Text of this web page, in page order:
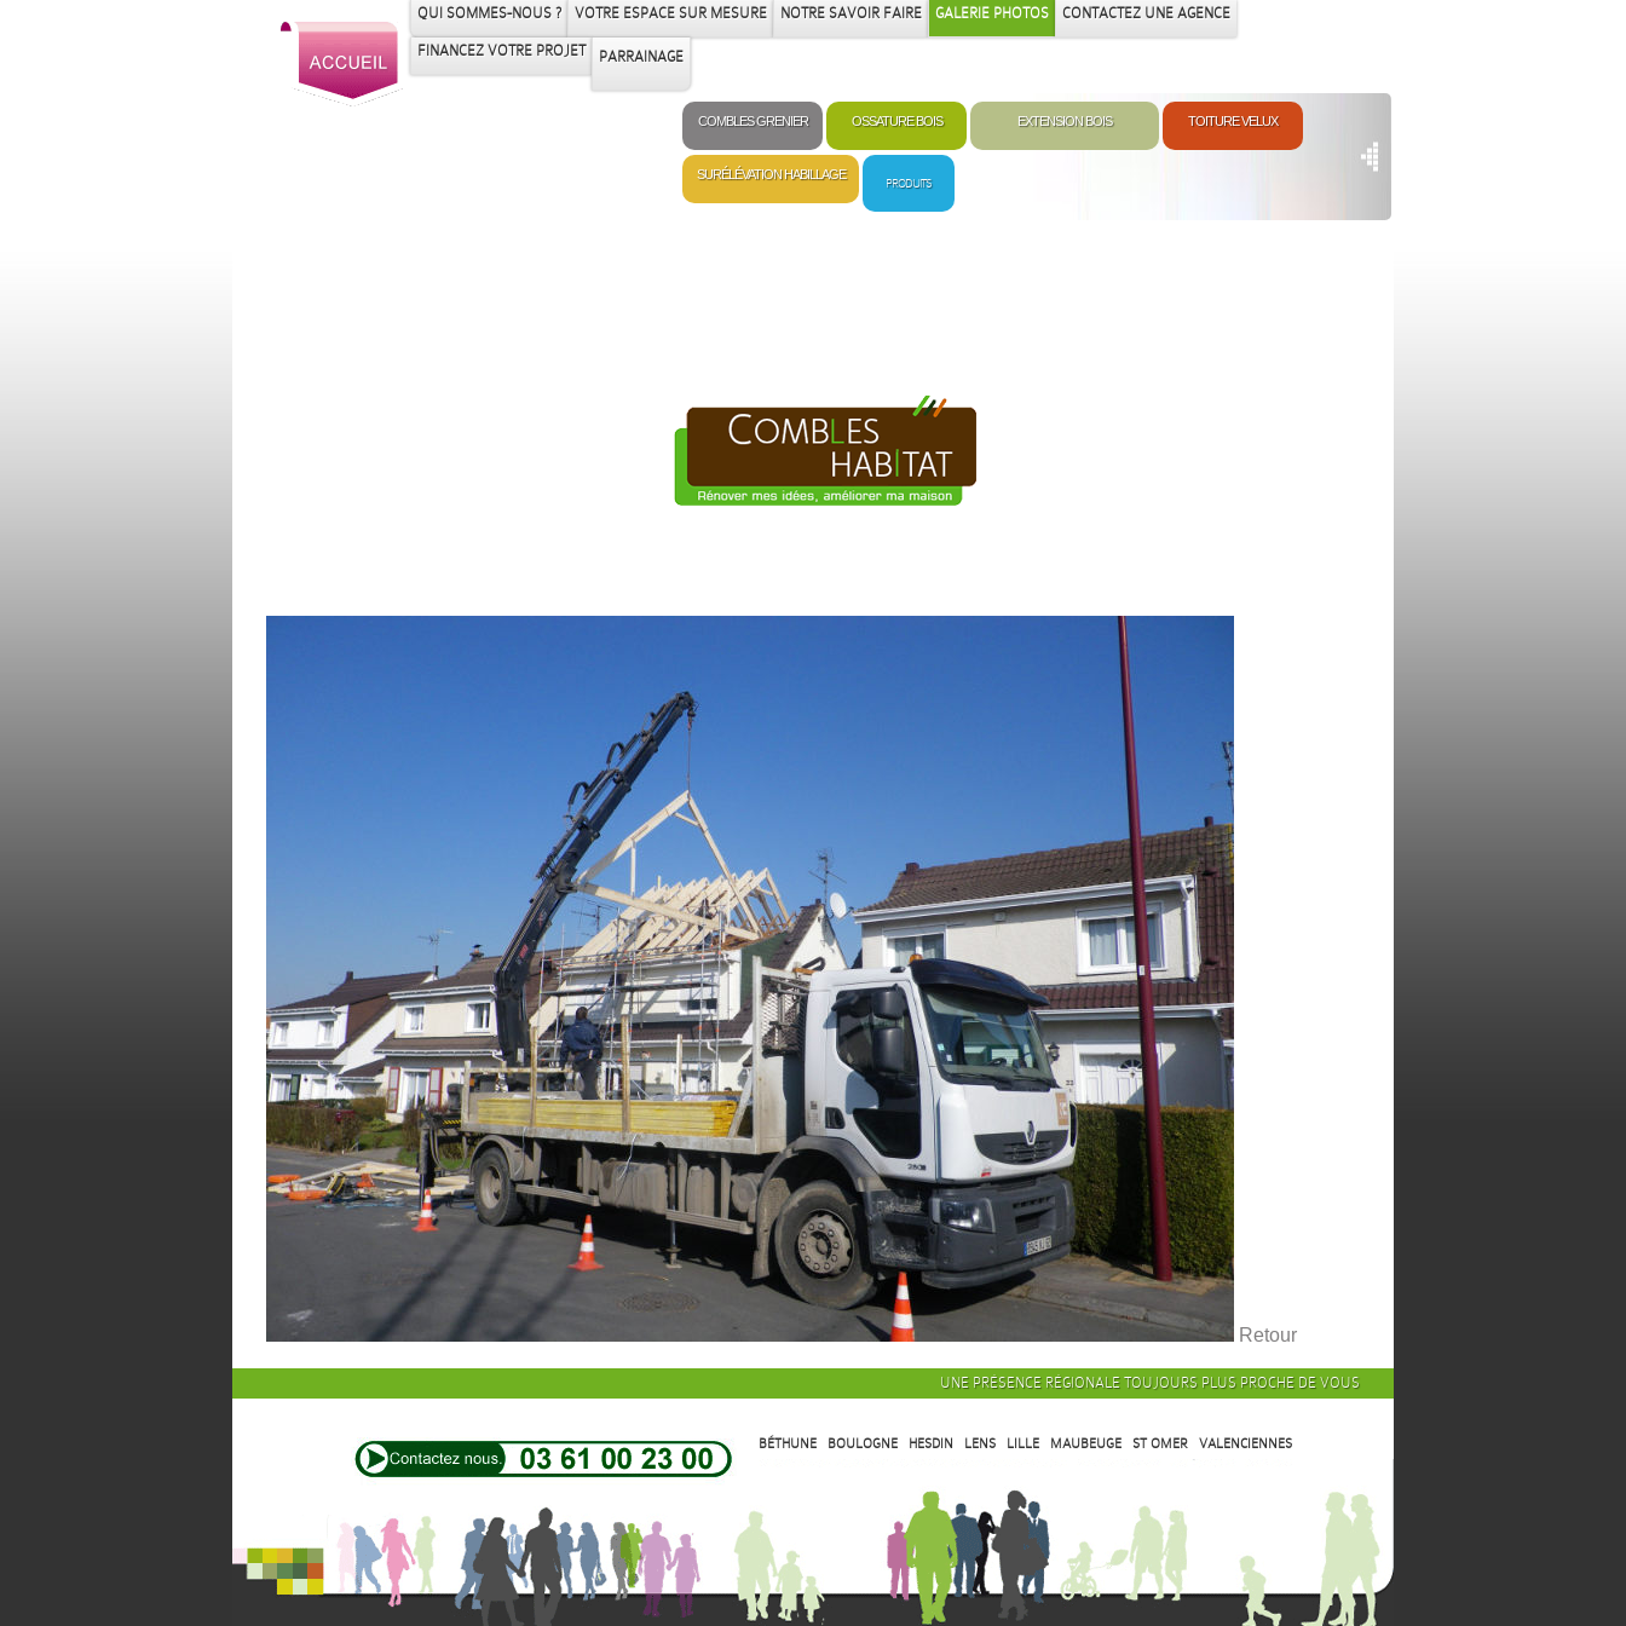
QUI SOMMES-NOUS ? VOTRE ESPACE SUR MESURE NOTRE SAVOIR FAIRE GALERIE PHOTOS CONTACTEZ UNE AGENCE
FINANCEZ VOTRE PROJET PARRAINAGE
COMBLES GRENIER OSSATURE BOIS EXTENSION BOIS TOITURE VELUX
SURÉLÉVATION HABILLAGE
PRODUITS
Retour
UNE PRÉSENCE RÉGIONALE TOUJOURS PLUS PROCHE DE VOUS
BÉTHUNE BOULOGNE HESDIN LENS LILLE MAUBEUGE ST OMER VALENCIENNES